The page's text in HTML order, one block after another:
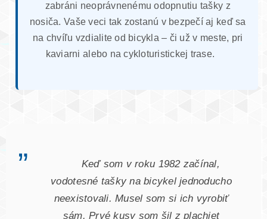
zabráni neoprávnenému odopnutiu tašky z
nosiča. Vaše veci tak zostanú v bezpečí aj keď sa
na chvíľu vzdialite od bicykla – či už v meste, pri
kaviarni alebo na cykloturistickej trase.
„
Keď som v roku 1982 začínal,
vodotesné tašky na bicykel jednoducho
neexistovali. Musel som si ich vyrobiť
sám. Prvé kusy som šil z plachiet